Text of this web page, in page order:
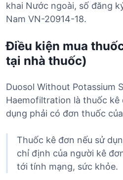
khai Nước ngoài, số đăng
Nam VN-20914-18.
Điều kiện mua
tại nhà thuốc)
Duosol Without Potassium
Haemofiltration là thuốc kê
dụng phải có đơn thuốc
Thuốc kê đơn nếu sử
chỉ định của người kê
tới tính mạng, sức khỏe.